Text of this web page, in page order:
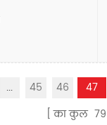
... 45 46 47
का कुल 79